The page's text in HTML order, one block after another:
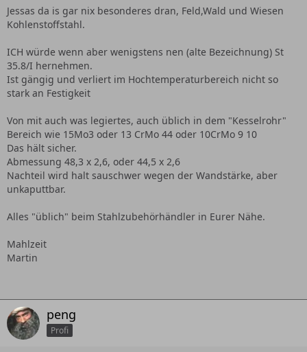
Jessas da is gar nix besonderes dran, Feld,Wald und Wiesen
Kohlenstoffstahl.
ICH würde wenn aber wenigstens nen (alte Bezeichnung) St
35.8/I hernehmen.
Ist gängig und verliert im Hochtemperaturbereich nicht so
stark an Festigkeit
Von mit auch was legiertes, auch üblich in dem "Kesselrohr"
Bereich wie 15Mo3 oder 13 CrMo 44 oder 10CrMo 9 10
Das hält sicher.
Abmessung 48,3 x 2,6, oder 44,5 x 2,6
Nachteil wird halt sauschwer wegen der Wandstärke, aber
unkaputtbar.
Alles "üblich" beim Stahlzubehörhändler in Eurer Nähe.
Mahlzeit
Martin
peng
Profi